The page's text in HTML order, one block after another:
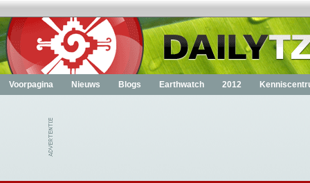
Voorpagina Nieuws Blogs Earthwatch 2012